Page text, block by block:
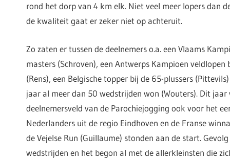
rond het dorp van 4 km elk. Niet veel meer lopers dan
de kwaliteit gaat er zeker niet op achteruit.
Zo zaten er tussen de deelnemers o.a. een Vlaams
masters (Schroven), een Antwerps Kampioen veldlopen
(Rens), een Belgische topper bij de 65-plussers
jaar al meer dan 50 wedstrijden won (Wouters). Dit jaar
deelnemersveld van de Parochiejogging ook voor het
Nederlanders uit de regio Eindhoven en de Franse
de Vejelse Run (Guillaume) stonden aan de start.
wedstrijden en het begon al met de allerkleinsten die